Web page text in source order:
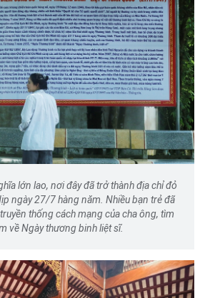
lớn lao, nơi đây đã trở thành địa chỉ đỏ
ngày 27/7 hàng năm. Nhiều bạn trẻ đã
thống cách mạng của cha ông, tìm
về Ngày thương binh liệt sĩ.